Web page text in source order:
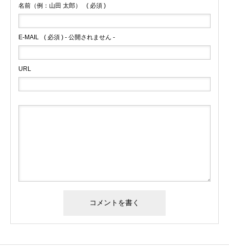
名前（例：山田 太郎） ( 必須 )
E-MAIL ( 必須 ) - 公開されません -
URL